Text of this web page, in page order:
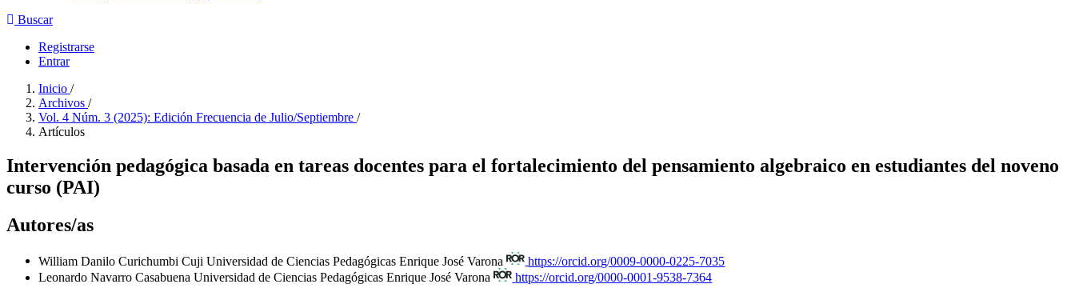
Buscar
Registrarse
Entrar
Inicio /
Archivos /
Vol. 4 Núm. 3 (2025): Edición Frecuencia de Julio/Septiembre /
Artículos
Intervención pedagógica basada en tareas docentes para el fortalecimiento del pensamiento algebraico en estudiantes del noveno
curso (PAI)
Autores/as
William Danilo Curichumbi Cuji Universidad de Ciencias Pedagógicas Enrique José Varona
https://orcid.org/0009-0000-0225-7035
Leonardo Navarro Casabuena Universidad de Ciencias Pedagógicas Enrique José Varona https://orcid.org/0000-0001-9538-7364